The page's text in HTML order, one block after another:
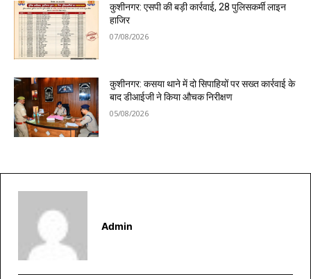
कुशीनगर: एसपी की बड़ी कार्रवाई, 28 पुलिसकर्मी लाइन
हाजिर
07/08/2026
कुशीनगर: कसया थाने में दो सिपाहियों पर सख्त कार्रवाई के
बाद डीआईजी ने किया औचक निरीक्षण
05/08/2026
Admin